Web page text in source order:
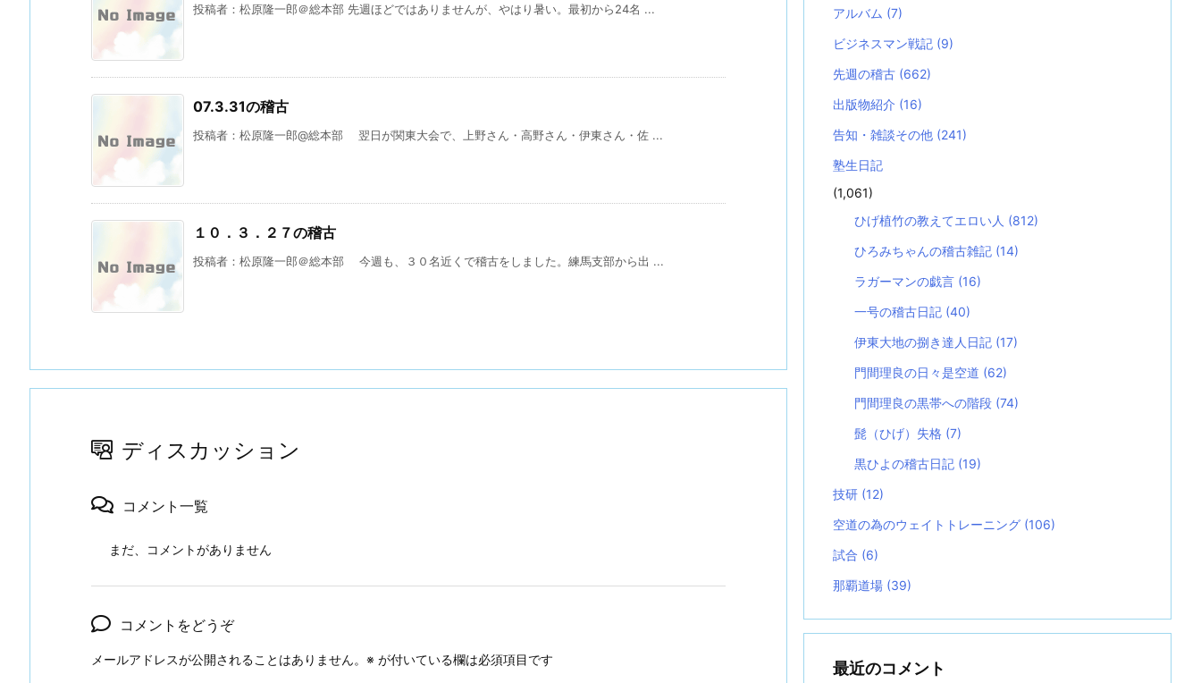
投稿者：松原隆一郎＠総本部 先週ほどではありませんが、やはり暑い。最初から24名 ...
07.3.31の稽古
投稿者：松原隆一郎@総本部 翌日が関東大会で、上野さん・高野さん・伊東さん・佐 ...
１０．３．２７の稽古
投稿者：松原隆一郎＠総本部 今週も、３０名近くで稽古をしました。練馬支部から出 ...
ディスカッション
コメント一覧
まだ、コメントがありません
コメントをどうぞ
メールアドレスが公開されることはありません。 ※ が付いている欄は必須項目です
アルバム (7)
ビジネスマン戦記 (9)
先週の稽古 (662)
出版物紹介 (16)
告知・雑談その他 (241)
塾生日記
(1,061)
ひげ植竹の教えてエロい人 (812)
ひろみちゃんの稽古雑記 (14)
ラガーマンの戯言 (16)
一号の稽古日記 (40)
伊東大地の捌き達人日記 (17)
門間理良の日々是空道 (62)
門間理良の黒帯への階段 (74)
髭（ひげ）失格 (7)
黒ひよの稽古日記 (19)
技研 (12)
空道の為のウェイトトレーニング (106)
試合 (6)
那覇道場 (39)
最近のコメント